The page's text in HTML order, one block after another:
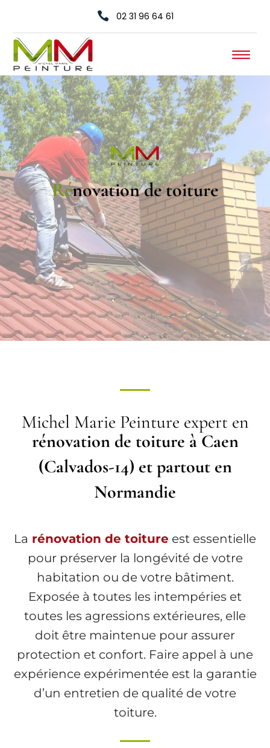
 02 31 96 64 61
Rénovation de toiture
Michel Marie Peinture expert en
rénovation de toiture à Caen
(Calvados-14) et partout en
Normandie
La rénovation de toiture est essentielle
pour préserver la longévité de votre
habitation ou de votre bâtiment.
Exposée à toutes les intempéries et
toutes les agressions extérieures, elle
doit être maintenue pour assurer
protection et confort. Faire appel à une
expérience expérimentée est la garantie
d’un entretien de qualité de votre
toiture.